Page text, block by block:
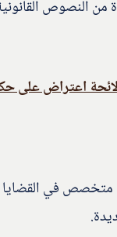
من النصوص
اعتراض على
في القضايا